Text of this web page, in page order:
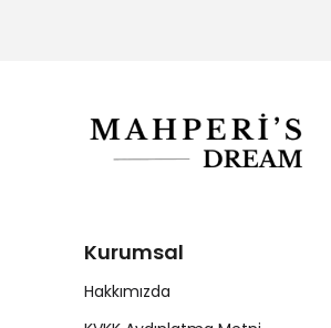
Kurumsal
Hakkımızda